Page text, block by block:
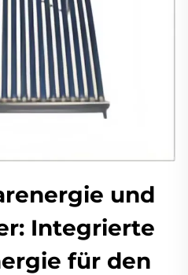
und
Integrierte
für den